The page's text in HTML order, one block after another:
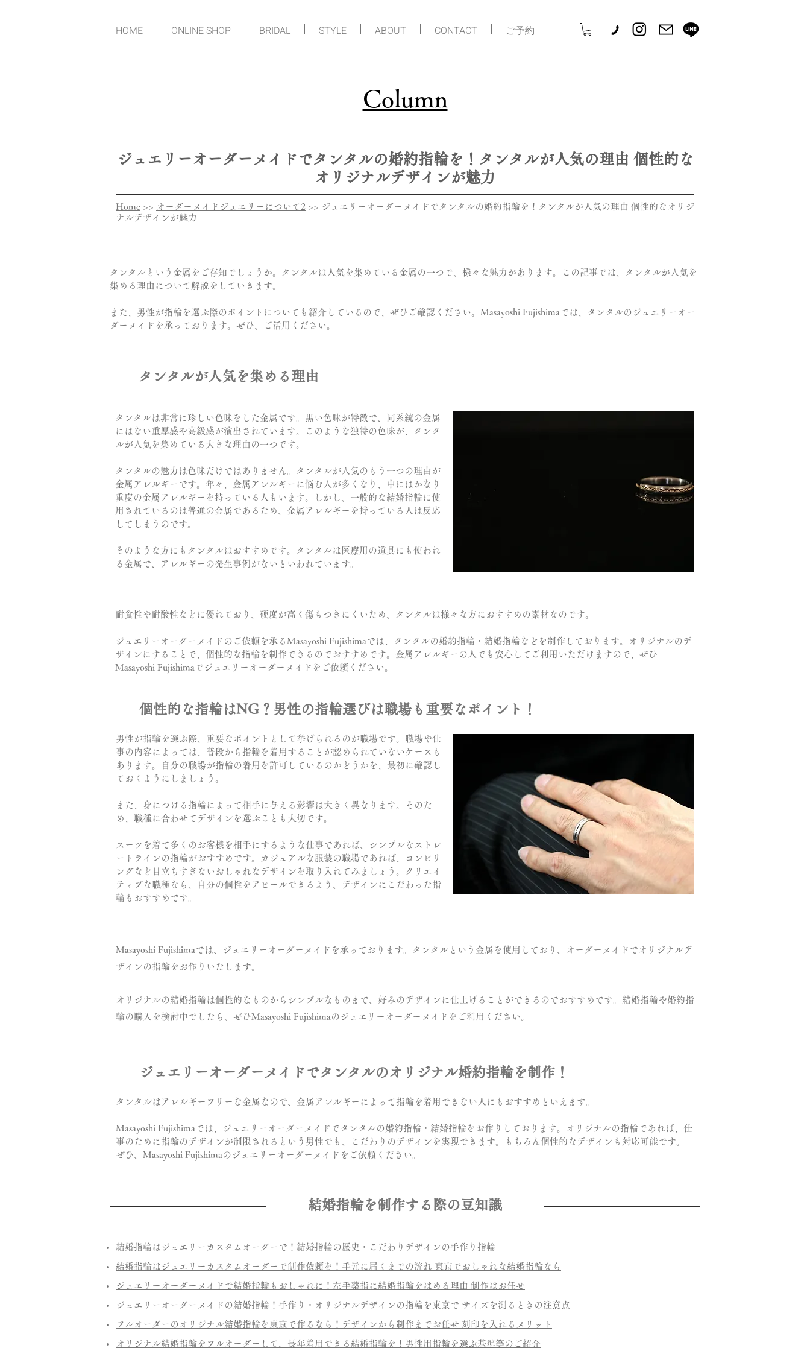
HOME ONLINE SHOP BRIDAL STYLE ABOUT CONTACT ご予約
Column
ジュエリーオーダーメイドでタンタルの婚約指輪を！タンタルが人気の理由 個性的な
オリジナルデザインが魅力
Home >> オーダーメイドジュエリーについて2 >> ジュエリーオーダーメイドでタンタルの婚約指輪を！タンタルが人気の理由 個性的なオリジ
ナルデザインが魅力
タンタルという金属をご存知でしょうか。タンタルは人気を集めている金属の一つで、様々な魅力があります。この記事では、タンタルが人気を
集める理由について解説をしていきます。
また、男性が指輪を選ぶ際のポイントについても紹介しているので、ぜひご確認ください。Masayoshi Fujishimaでは、タンタルのジュエリーオー
ダーメイドを承っております。ぜひ、ご活用ください。
タンタルが人気を集める理由
タンタルは非常に珍しい色味をした金属です。黒い色味が特徴で、同系統の金属
にはない重厚感や高級感が演出されています。このような独特の色味が、タンタ
ルが人気を集めている大きな理由の一つです。
タンタルの魅力は色味だけではありません。タンタルが人気のもう一つの理由が
金属アレルギーです。年々、金属アレルギーに悩む人が多くなり、中にはかなり
重度の金属アレルギーを持っている人もいます。しかし、一般的な結婚指輪に使
用されているのは普通の金属であるため、金属アレルギーを持っている人は反応
してしまうのです。
そのような方にもタンタルはおすすめです。タンタルは医療用の道具にも使われ
る金属で、アレルギーの発生事例がないといわれています。
耐食性や耐酸性などに優れており、硬度が高く傷もつきにくいため、タンタルは様々な方におすすめの素材なのです。
ジュエリーオーダーメイドのご依頼を承るMasayoshi Fujishimaでは、タンタルの婚約指輪・結婚指輪などを制作しております。オリジナルのデ
ザインにすることで、個性的な指輪を制作できるのでおすすめです。金属アレルギーの人でも安心してご利用いただけますので、ぜひ
Masayoshi Fujishimaでジュエリーオーダーメイドをご依頼ください。
個性的な指輪はNG？男性の指輪選びは職場も重要なポイント！
男性が指輪を選ぶ際、重要なポイントとして挙げられるのが職場です。職場や仕
事の内容によっては、普段から指輪を着用することが認められていないケースも
あります。自分の職場が指輪の着用を許可しているのかどうかを、最初に確認し
ておくようにしましょう。
また、身につける指輪によって相手に与える影響は大きく異なります。そのた
め、職種に合わせてデザインを選ぶことも大切です。
スーツを着て多くのお客様を相手にするような仕事であれば、シンプルなストレ
ートラインの指輪がおすすめです。カジュアルな服装の職場であれば、コンビリ
ングなど目立ちすぎないおしゃれなデザインを取り入れてみましょう。クリエイ
ティブな職種なら、自分の個性をアピールできるよう、デザインにこだわった指
輪もおすすめです。
Masayoshi Fujishimaでは、ジュエリーオーダーメイドを承っております。タンタルという金属を使用しており、オーダーメイドでオリジナルデ
ザインの指輪をお作りいたします。
オリジナルの結婚指輪は個性的なものからシンプルなものまで、好みのデザインに仕上げることができるのでおすすめです。結婚指輪や婚約指
輪の購入を検討中でしたら、ぜひMasayoshi Fujishimaのジュエリーオーダーメイドをご利用ください。
ジュエリーオーダーメイドでタンタルのオリジナル婚約指輪を制作！
タンタルはアレルギーフリーな金属なので、金属アレルギーによって指輪を着用できない人にもおすすめといえます。
Masayoshi Fujishimaでは、ジュエリーオーダーメイドでタンタルの婚約指輪・結婚指輪をお作りしております。オリジナルの指輪であれば、仕
事のために指輪のデザインが制限されるという男性でも、こだわりのデザインを実現できます。もちろん個性的なデザインも対応可能です。
ぜひ、Masayoshi Fujishimaのジュエリーオーダーメイドをご依頼ください。
結婚指輪を制作する際の豆知識
結婚指輪はジュエリーカスタムオーダーで！結婚指輪の歴史・こだわりデザインの手作り指輪
結婚指輪はジュエリーカスタムオーダーで制作依頼を！手元に届くまでの流れ 東京でおしゃれな結婚指輪なら
ジュエリーオーダーメイドで結婚指輪もおしゃれに！左手薬指に結婚指輪をはめる理由 制作はお任せ
ジュエリーオーダーメイドの結婚指輪！手作り・オリジナルデザインの指輪を東京で サイズを測るときの注意点
フルオーダーのオリジナル結婚指輪を東京で作るなら！デザインから制作までお任せ 刻印を入れるメリット
オリジナル結婚指輪をフルオーダーして、長年着用できる結婚指輪を！男性用指輪を選ぶ基準等のご紹介